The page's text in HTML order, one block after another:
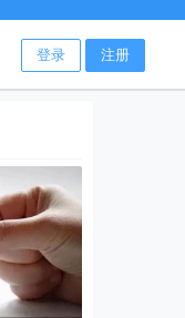
登录 注册